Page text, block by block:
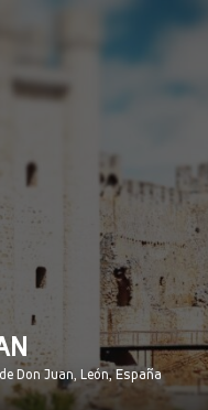
Don Juan, León, España